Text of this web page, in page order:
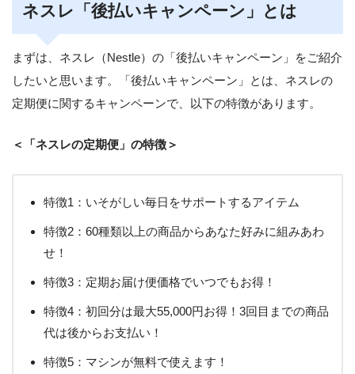
ネスレ「後払いキャンペーン」とは
まずは、ネスレ（Nestle）の「後払いキャンペーン」をご紹介
したいと思います。「後払いキャンペーン」とは、ネスレの
定期便に関するキャンペーンで、以下の特徴があります。
＜「ネスレの定期便」の特徴＞
特徴1：いそがしい毎日をサポートするアイテム
特徴2：60種類以上の商品からあなた好みに組みあわ
せ！
特徴3：定期お届け便価格でいつでもお得！
特徴4：初回分は最大55,000円お得！3回目までの商品
代は後からお支払い！
特徴5：マシンが無料で使えます！